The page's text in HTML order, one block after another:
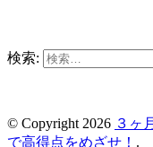
検索:
© Copyright 2026 ３ヶ
で高得点をめざせ！ .